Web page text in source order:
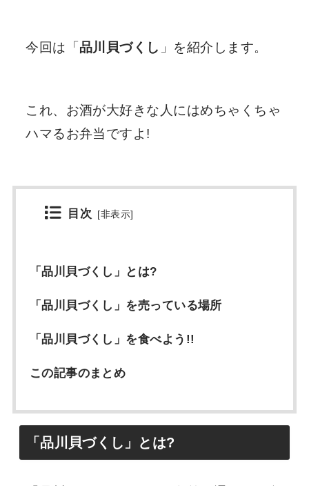
今回は「品川貝づくし 」を紹介します。
これ、お酒が大好きな人にはめちゃくちゃ
ハマるお弁当ですよ!
目次 [非表示]
「品川貝づくし」とは?
「品川貝づくし」を売っている場所
「品川貝づくし」を食べよう!!
この記事のまとめ
「品川貝づくし」とは?